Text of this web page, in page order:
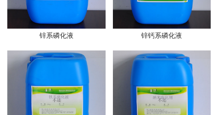
锌系磷化液 锌钙系磷化液